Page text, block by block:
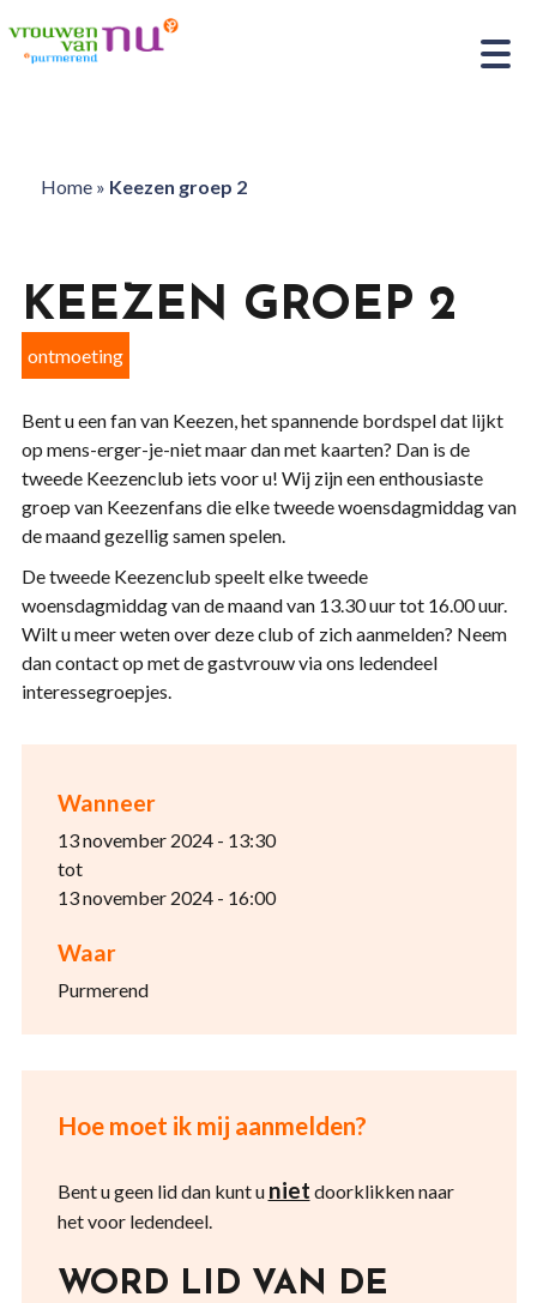
Home» Keezen groep 2
Wanneer
13 november 2024 - 13:30
tot
13 november 2024 - 16:00
Waar
Purmerend
Hoe moet ik mij aanmelden?
Bent u geen lid dan kunt u niet doorklikken naar
het voor ledendeel.
WORD LID VAN DE
KEEZEN GROEP 2
ontmoeting
Bent u een fan van Keezen, het spannende bordspel dat lijkt
op mens-erger-je-niet maar dan met kaarten? Dan is de
tweede Keezenclub iets voor u! Wij zijn een enthousiaste
groep van Keezenfans die elke tweede woensdagmiddag van
de maand gezellig samen spelen.
De tweede Keezenclub speelt elke tweede
woensdagmiddag van de maand van 13.30 uur tot 16.00 uur.
Wilt u meer weten over deze club of zich aanmelden? Neem
dan contact op met de gastvrouw via ons ledendeel
interessegroepjes.